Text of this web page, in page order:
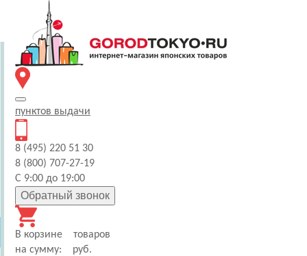
пунктов выдачи
8 (495) 220 51 30
8 (800) 707-27-19
С 9:00 до 19:00
Обратный звонок
В корзине
товаров
на сумму:
руб.